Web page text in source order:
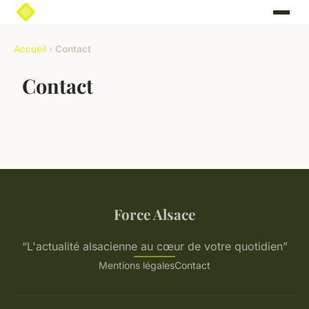
Accueil › Contact
Contact
Force Alsace
“L'actualité alsacienne au cœur de votre quotidien”
Mentions légalesContact